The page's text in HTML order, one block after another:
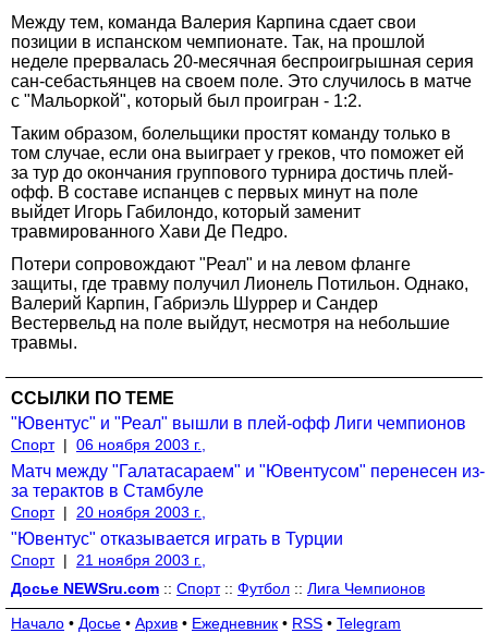
Между тем, команда Валерия Карпина сдает свои
позиции в испанском чемпионате. Так, на прошлой
неделе прервалась 20-месячная беспроигрышная серия
сан-себастьянцев на своем поле. Это случилось в матче
с "Мальоркой", который был проигран - 1:2.
Таким образом, болельщики простят команду только в
том случае, если она выиграет у греков, что поможет ей
за тур до окончания группового турнира достичь плей-
офф. В составе испанцев с первых минут на поле
выйдет Игорь Габилондо, который заменит
травмированного Хави Де Педро.
Потери сопровождают "Реал" и на левом фланге
защиты, где травму получил Лионель Потильон. Однако,
Валерий Карпин, Габриэль Шуррер и Сандер
Вестервельд на поле выйдут, несмотря на небольшие
травмы.
ССЫЛКИ ПО ТЕМЕ
"Ювентус" и "Реал" вышли в плей-офф Лиги чемпионов
Спорт | 06 ноября 2003 г.,
Матч между "Галатасараем" и "Ювентусом" перенесен из-
за терактов в Стамбуле
Спорт | 20 ноября 2003 г.,
"Ювентус" отказывается играть в Турции
Спорт |
21 ноября 2003 г.,
Досье NEWSru.com :: Спорт:: Футбол :: Лига Чемпионов
Начало • Досье • Архив • Ежедневник • RSS • Telegram